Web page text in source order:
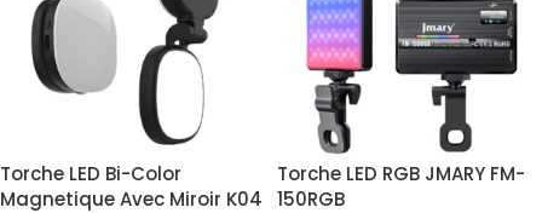
Torche LED Bi-Color
Magnetique Avec Miroir K04
Torche LED RGB JMARY FM-
150RGB